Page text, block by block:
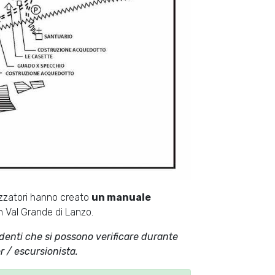
hanno creato un manuale
Grande di Lanzo.
che si possono verificare durante
/ escursionista.